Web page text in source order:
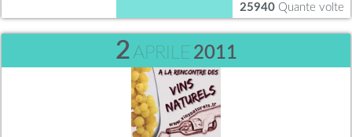
25940Quante volte
2APRILE 2011